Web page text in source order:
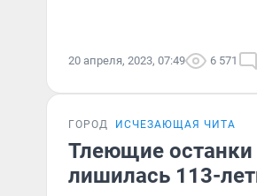
20 апреля, 2023, 07:49 6 571
ГОРОД ИСЧЕЗАЮЩАЯ ЧИТА
Тлеющие останки
лишилась 113-